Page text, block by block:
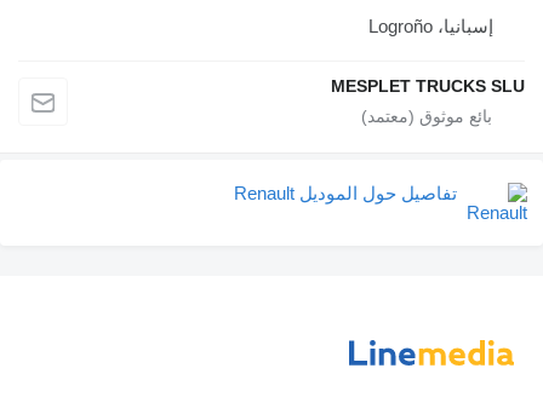
إسبانيا، Logroño
MESPLET TRUCKS SLU
تفاصيل حول الموديل Renault